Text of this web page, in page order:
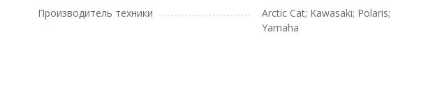
Производитель техники
Arctic Cat; Kawasaki; Polaris;
Yamaha